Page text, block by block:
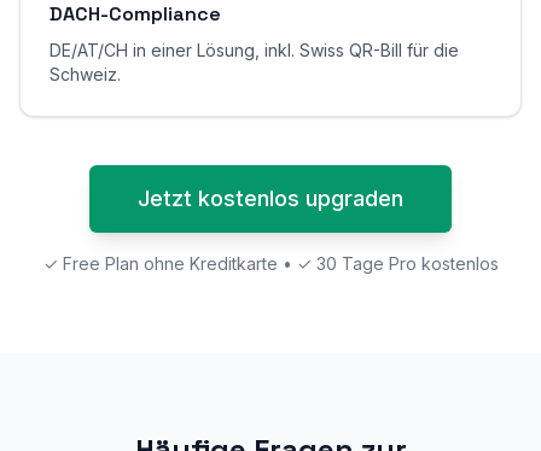
DACH-Compliance
DE/AT/CH in einer Lösung, inkl. Swiss QR-Bill für die
Schweiz.
Jetzt kostenlos upgraden
✓ Free Plan ohne Kreditkarte • ✓ 30 Tage Pro kostenlos